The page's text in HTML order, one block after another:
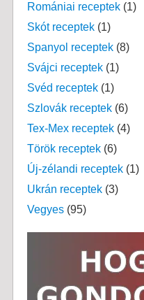
Romániai receptek(1)
Skót receptek(1)
Spanyol receptek(8)
Svájci receptek(1)
Svéd receptek(1)
Szlovák receptek(6)
Tex-Mex receptek(4)
Török receptek(6)
Új-zélandi receptek(1)
Ukrán receptek(3)
Vegyes(95)